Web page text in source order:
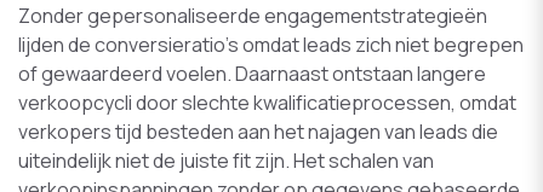
Zonder gepersonaliseerde engagementstrategieën
lijden de conversieratio’s omdat leads zich niet begrepen
of gewaardeerd voelen. Daarnaast ontstaan langere
verkoopcycli door slechte kwalificatieprocessen, omdat
verkopers tijd besteden aan het najagen van leads die
uiteindelijk niet de juiste fit zijn. Het schalen van